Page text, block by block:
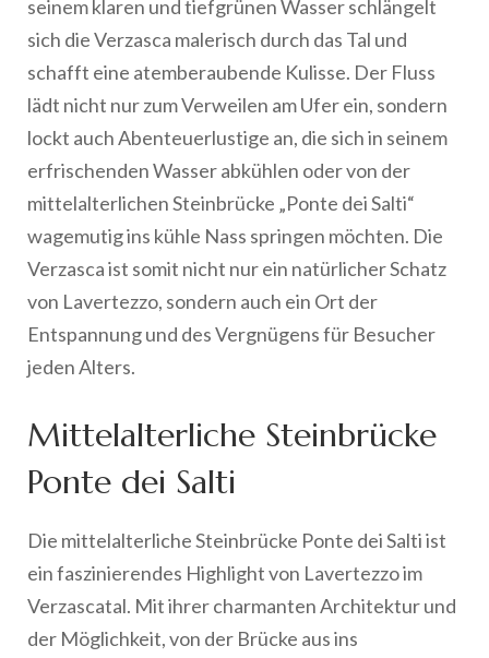
seinem klaren und tiefgrünen Wasser schlängelt
sich die Verzasca malerisch durch das Tal und
schafft eine atemberaubende Kulisse. Der Fluss
lädt nicht nur zum Verweilen am Ufer ein, sondern
lockt auch Abenteuerlustige an, die sich in seinem
erfrischenden Wasser abkühlen oder von der
mittelalterlichen Steinbrücke „Ponte dei Salti“
wagemutig ins kühle Nass springen möchten. Die
Verzasca ist somit nicht nur ein natürlicher Schatz
von Lavertezzo, sondern auch ein Ort der
Entspannung und des Vergnügens für Besucher
jeden Alters.
Mittelalterliche Steinbrücke
Ponte dei Salti
Die mittelalterliche Steinbrücke Ponte dei Salti ist
ein faszinierendes Highlight von Lavertezzo im
Verzascatal. Mit ihrer charmanten Architektur und
der Möglichkeit, von der Brücke aus ins